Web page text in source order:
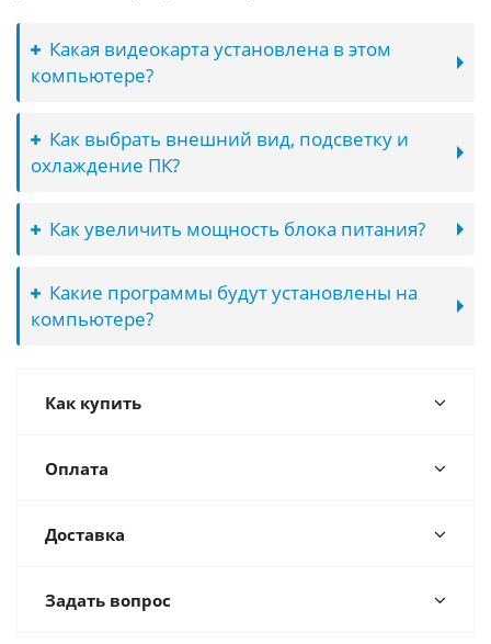
Какая видеокарта установлена в этом
компьютере?
Как выбрать внешний вид, подсветку и
охлаждение ПК?
Как увеличить мощность блока питания?
Какие программы будут установлены на
компьютере?
Как купить
Оплата
Доставка
Задать вопрос